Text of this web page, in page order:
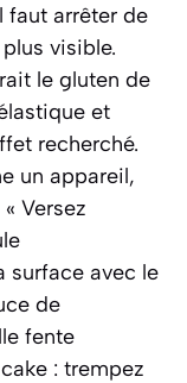
faut arrêter de
visible.
le gluten de
et
recherché.
un appareil,
Versez
surface avec le
de
fente
: trempez